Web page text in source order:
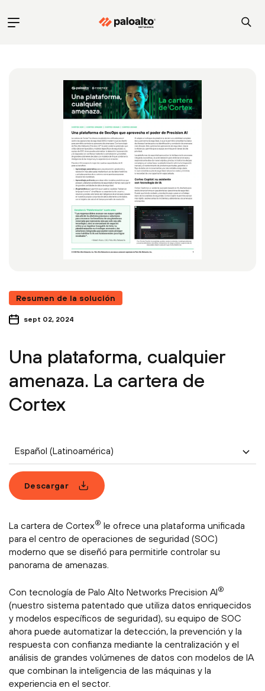
Resumen de la solución
sept 02, 2024
Una plataforma, cualquier
amenaza. La cartera de
Cortex
Español (Latinoamérica)
Descargar
La cartera de Cortex® le ofrece una plataforma unificada
para el centro de operaciones de seguridad (SOC)
moderno que se diseñó para permitirle controlar su
panorama de amenazas.
Con tecnología de Palo Alto Networks Precision AI®
(nuestro sistema patentado que utiliza datos enriquecidos
y modelos específicos de seguridad), su equipo de SOC
ahora puede automatizar la detección, la prevención y la
respuesta con confianza mediante la centralización y el
análisis de grandes volúmenes de datos con modelos de IA
que combinan la inteligencia de las máquinas y la
experiencia en el sector.